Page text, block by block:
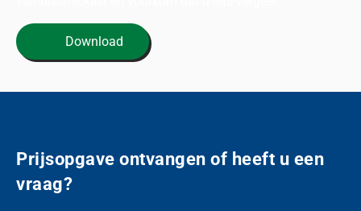
Download
Prijsopgave ontvangen of heeft u een
vraag?